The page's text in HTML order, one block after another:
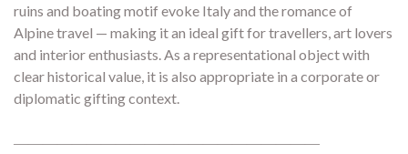
ruins and boating motif evoke Italy and the romance of
Alpine travel — making it an ideal gift for travellers, art lovers
and interior enthusiasts. As a representational object with
clear historical value, it is also appropriate in a corporate or
diplomatic gifting context.
―――――――――――――――――――――